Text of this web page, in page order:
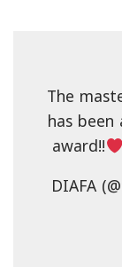
The
has
award!!